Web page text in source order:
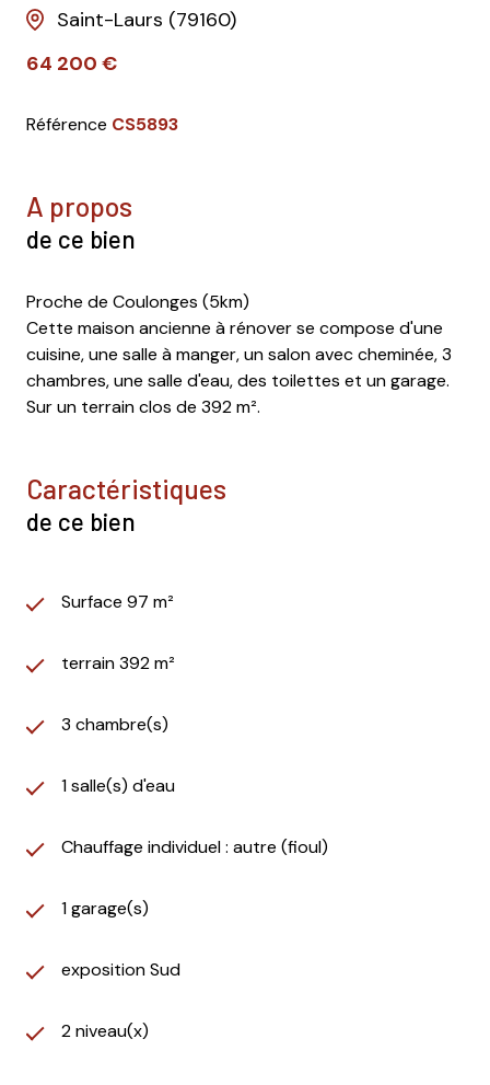
Saint-Laurs (79160)
64 200 €
Référence CS5893
a propos
de ce bien
Proche de Coulonges (5km)
Cette maison ancienne à rénover se compose d'une
cuisine, une salle à manger, un salon avec cheminée, 3
chambres, une salle d'eau, des toilettes et un garage.
Sur un terrain clos de 392 m².
caractéristiques
de ce bien
Surface 97 m²
terrain 392 m²
3 chambre(s)
1 salle(s) d'eau
Chauffage individuel : autre (fioul)
1 garage(s)
exposition Sud
2 niveau(x)